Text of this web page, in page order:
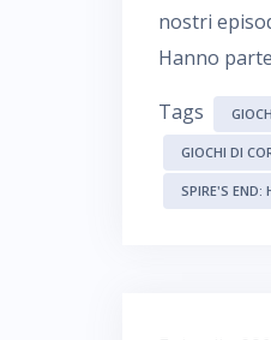
nostri
Hanno
Tags
GIOCHI DI
SPIRE'S END: